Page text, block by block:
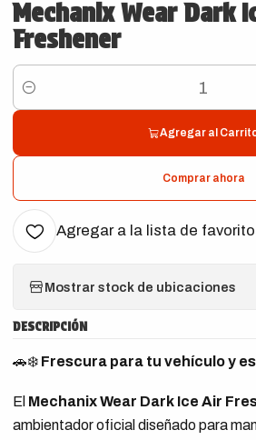
Mechanix Wear Dark
Freshener
Cantidad
Agregar al
Comprar ahora
Agregar a la lista de
Mostrar stock de ubicaciones
DESCRIPCIÓN
🚗❄️ Frescura para tu vehículo y
El Mechanix Wear Dark Ice Air
ambientador oficial diseñado para